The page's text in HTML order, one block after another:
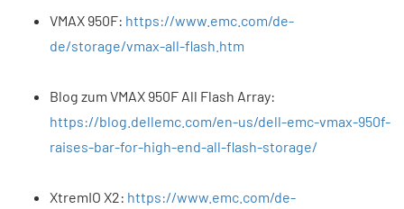
VMAX 950F: https://www.emc.com/de-
de/storage/vmax-all-flash.htm
Blog zum VMAX 950F All Flash Array:
https://blog.dellemc.com/en-us/dell-emc-vmax-950f-
raises-bar-for-high-end-all-flash-storage/
XtremIO X2: https://www.emc.com/de-